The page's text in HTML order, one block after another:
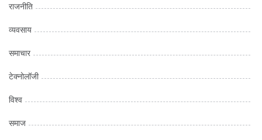
राजनीति
व्यवसाय
समाचार
टेक्नोलॉजी
विश्व
समाज